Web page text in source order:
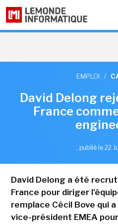
EMPLOI /
David Delong
France
, publié le 22
David Delong a été
France pour diriger
remplace Cécil Bove qui
vice-président EMEA